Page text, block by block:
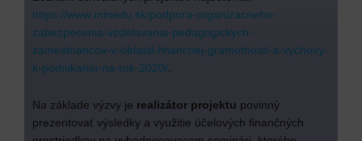
https://www.minedu.sk/podpora-organizacneho-
zabezpecenia-vzdelavania-pedagogickych-
zamestnancov-v-oblasti-financnej-gramotnosti-a-vychovy-
k-podnikaniu-na-rok-2020/
Na základe výzvy je realizátor projektu povinný
prezentovať výsledky a využitie účelových finančných